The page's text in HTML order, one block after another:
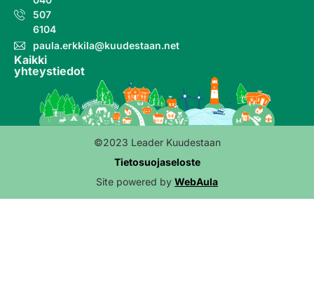
507
6104
paula.erkkila@kuudestaan.net
Kaikki
yhteystiedot
©2023 Leader Kuudestaan
Tietosuojaseloste
Site powered by WebAula